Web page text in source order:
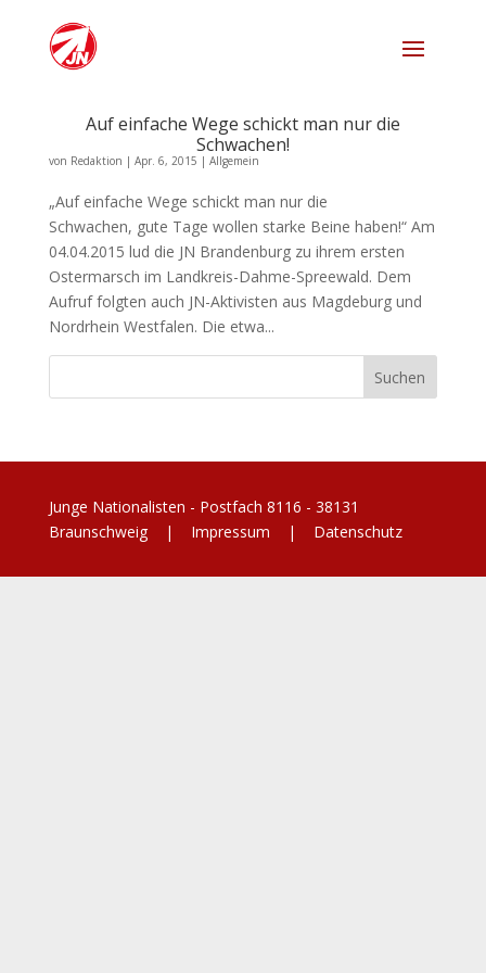
Auf einfache Wege schickt man nur die
Schwachen!
von Redaktion | Apr. 6, 2015 | Allgemein
„Auf einfache Wege schickt man nur die
Schwachen, gute Tage wollen starke Beine haben!“ Am
04.04.2015 lud die JN Brandenburg zu ihrem ersten
Ostermarsch im Landkreis-Dahme-Spreewald. Dem
Aufruf folgten auch JN-Aktivisten aus Magdeburg und
Nordrhein Westfalen. Die etwa...
Junge Nationalisten - Postfach 8116 - 38131
Braunschweig | Impressum | Datenschutz